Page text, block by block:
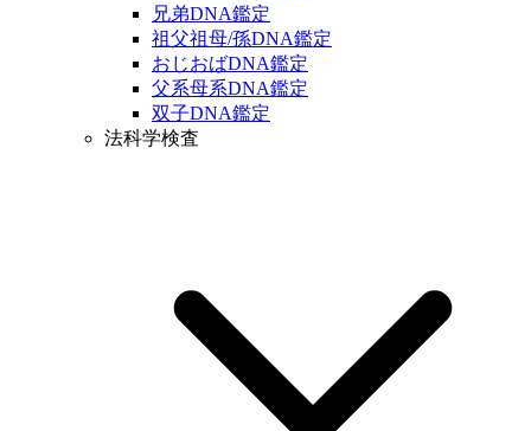
兄弟DNA鑑定
祖父祖母/孫DNA鑑定
おじおばDNA鑑定
父系母系DNA鑑定
双子DNA鑑定
法科学検査